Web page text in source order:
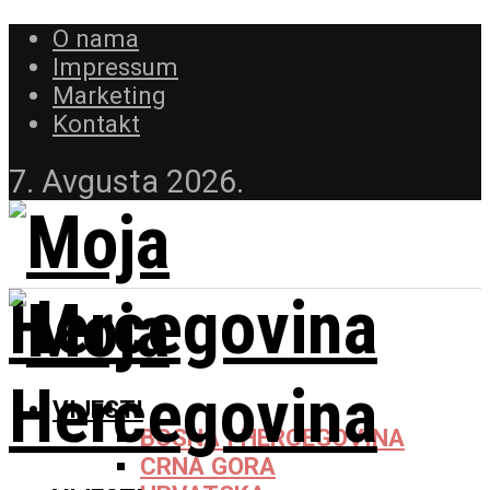
O nama
Impressum
Marketing
Kontakt
7. Avgusta 2026.
VIJESTI
BOSNA I HERCEGOVINA
CRNA GORA